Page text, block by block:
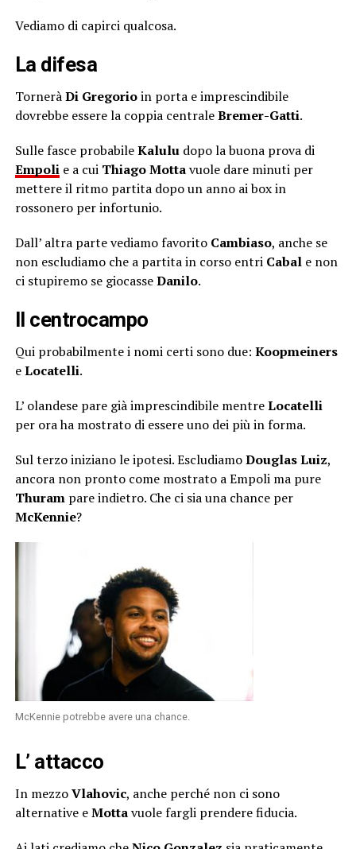
Vediamo di capirci qualcosa.
La difesa
TorneràDi Gregorioin porta e imprescindibile
dovrebbe essere la coppia centraleBremer-Gatti.
Sulle fasce probabileKaluludopo la buona prova di
Empolie a cui Thiago Mottavuole dare minuti per
mettere il ritmo partita dopo un anno ai box in
rossonero per infortunio.
Dall’ altra parte vediamo favorito Cambiaso, anche se
non escludiamo che a partita in corso entri Cabale non
ci stupiremo se giocasseDanilo.
Il centrocampo
Qui probabilmente i nomi certi sono due: Koopmeiners
eLocatelli.
L’ olandese pare già imprescindibile mentreLocatelli
per ora ha mostrato di essere uno dei più in forma.
Sul terzo iniziano le ipotesi. EscludiamoDouglas Luiz,
ancora non pronto come mostrato a Empoli ma pure
Thurampare indietro. Che ci sia una chance per
McKennie?
McKennie potrebbe avere una chance.
L’ attacco
In mezzoVlahovic, anche perché non ci sono
alternative eMottavuole fargli prendere fiducia.